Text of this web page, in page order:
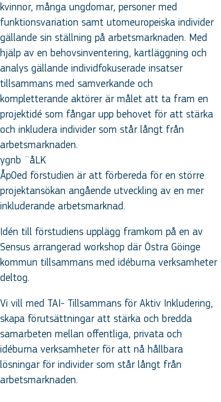
kvinnor, många ungdomar, personer med
funktionsvariation samt utomeuropeiska individer
gällande sin ställning på arbetsmarknaden. Med
hjälp av en behovsinventering, kartläggning och
analys gällande individfokuserade insatser
tillsammans med samverkande och
kompletterande aktörer är målet att ta fram en
projektidé som fångar upp behovet för att stärka
och inkludera individer som står långt från
arbetsmarknaden.
ygnb ¨åLK
Åp0ed förstudien är att förbereda för en större
projektansökan angående utveckling av en mer
inkluderande arbetsmarknad.
Idén till förstudiens upplägg framkom på en av
Sensus arrangerad workshop där Östra Göinge
kommun tillsammans med idéburna verksamheter
deltog.
Vi vill med TAI- Tillsammans för Aktiv Inkludering,
skapa förutsättningar att stärka och bredda
samarbeten mellan offentliga, privata och
idéburna verksamheter för att nå hållbara
lösningar för individer som står långt från
arbetsmarknaden.